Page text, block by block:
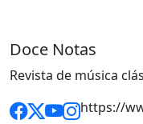
Doce Notas
Revista de música
https://